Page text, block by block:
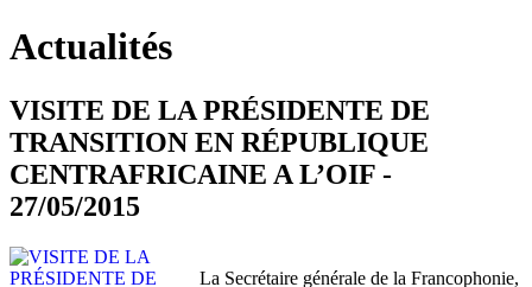
Actualités
VISITE DE LA PRÉSIDENTE DE
TRANSITION EN RÉPUBLIQUE
CENTRAFRICAINE A L’OIF -
27/05/2015
La Secrétaire générale de la Francophonie,